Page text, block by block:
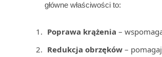
główne właściwości to:
Poprawa krążenia –
Redukcja obrzęków –